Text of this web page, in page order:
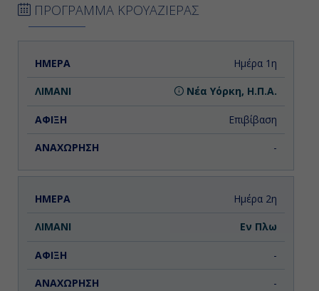
ΠΡΟΓΡΑΜΜΑ ΚΡΟΥΑΖΙΕΡΑΣ
ΗΜΕΡΑ ΑΝΑΧΩΡΗΣΗ
Ημέρα 1η
Νέα Υόρκη, Η.Π.Α.
Επιβίβαση
-
Ημέρα 2η
Εν Πλω
-
-